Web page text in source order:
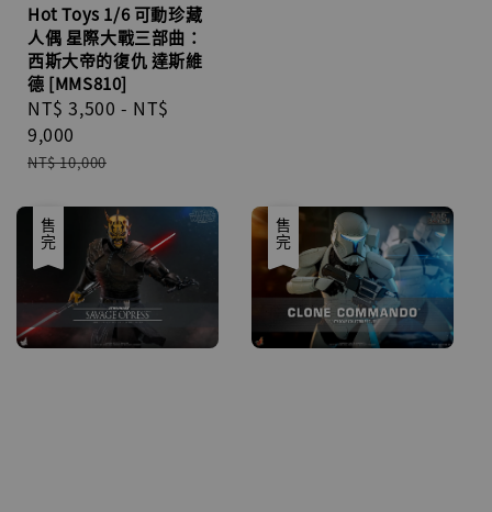
Hot Toys 1/6 可動珍藏
人偶 星際大戰三部曲：
西斯大帝的復仇 達斯維
德 [MMS810]
Sale
price
NT$ 3,500 - NT$
9,000
Regular
NT$ 10,000
優惠
售完 優惠
售完